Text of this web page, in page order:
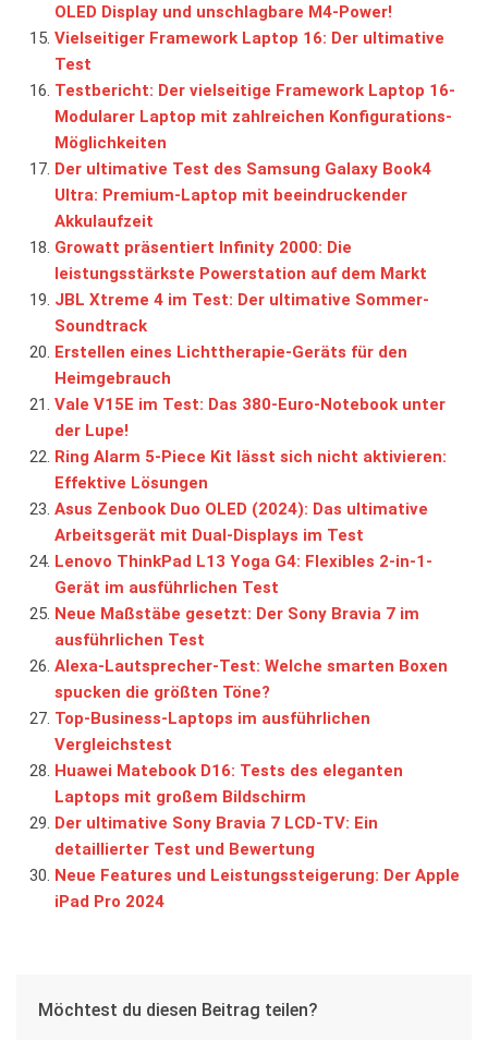
OLED Display und unschlagbare M4-Power!
Vielseitiger Framework Laptop 16: Der ultimative
Test
Testbericht: Der vielseitige Framework Laptop 16-
Modularer Laptop mit zahlreichen Konfigurations-
Möglichkeiten
Der ultimative Test des Samsung Galaxy Book4
Ultra: Premium-Laptop mit beeindruckender
Akkulaufzeit
Growatt präsentiert Infinity 2000: Die
leistungsstärkste Powerstation auf dem Markt
JBL Xtreme 4 im Test: Der ultimative Sommer-
Soundtrack
Erstellen eines Lichttherapie-Geräts für den
Heimgebrauch
Vale V15E im Test: Das 380-Euro-Notebook unter
der Lupe!
Ring Alarm 5-Piece Kit lässt sich nicht aktivieren:
Effektive Lösungen
Asus Zenbook Duo OLED (2024): Das ultimative
Arbeitsgerät mit Dual-Displays im Test
Lenovo ThinkPad L13 Yoga G4: Flexibles 2-in-1-
Gerät im ausführlichen Test
Neue Maßstäbe gesetzt: Der Sony Bravia 7 im
ausführlichen Test
Alexa-Lautsprecher-Test: Welche smarten Boxen
spucken die größten Töne?
Top-Business-Laptops im ausführlichen
Vergleichstest
Huawei Matebook D16: Tests des eleganten
Laptops mit großem Bildschirm
Der ultimative Sony Bravia 7 LCD-TV: Ein
detaillierter Test und Bewertung
Neue Features und Leistungssteigerung: Der Apple
iPad Pro 2024
Möchtest du diesen Beitrag teilen?